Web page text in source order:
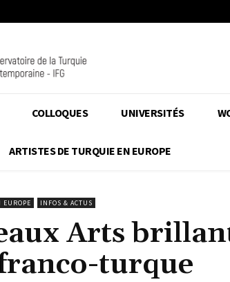
COLLOQUES UNIVERSITÉS
ARTISTES DE TURQUIE EN EUROPE
EUROPE INFOS & ACTUS
Arts
turque